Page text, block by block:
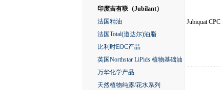
印度吉有联（Jubilant）
法国精油
法国Total(道达尔)油脂
比利时EOC产品
英国Northstar LiPids 植物基础油
万华化学产品
天然植物纯露/花水系列
Jubiquat CPC